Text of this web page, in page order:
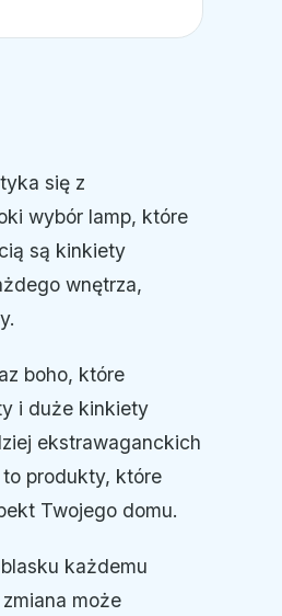
się z
wybór lamp, które
są kinkiety
wnętrza,
boho, które
i duże kinkiety
ekstrawaganckich
produkty, które
Twojego domu.
każdemu
może